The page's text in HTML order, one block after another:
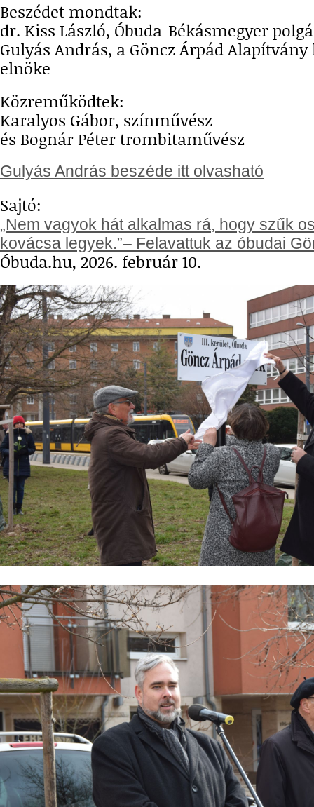
Beszédet mondtak:
dr. Kiss László, Óbuda-Békásmegyer
Gulyás András, a Göncz Árpád
elnöke
Közreműködtek:
Karalyos Gábor, színművész
és Bognár Péter trombitaművész
Gulyás András beszéde itt olvasható
Sajtó:
„Nem vagyok hát alkalmas rá, hogy szűk
kovácsa legyek.”– Felavattuk az óbudai
Óbuda.hu, 2026. február 10.